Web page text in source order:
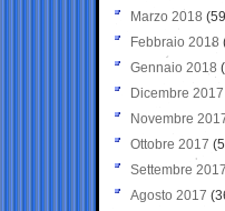
Marzo 2018
Febbraio 2018
Gennaio 2018
Dicembre 2017
Novembre
Ottobre 2017
Settembre 2017
Agosto 2017